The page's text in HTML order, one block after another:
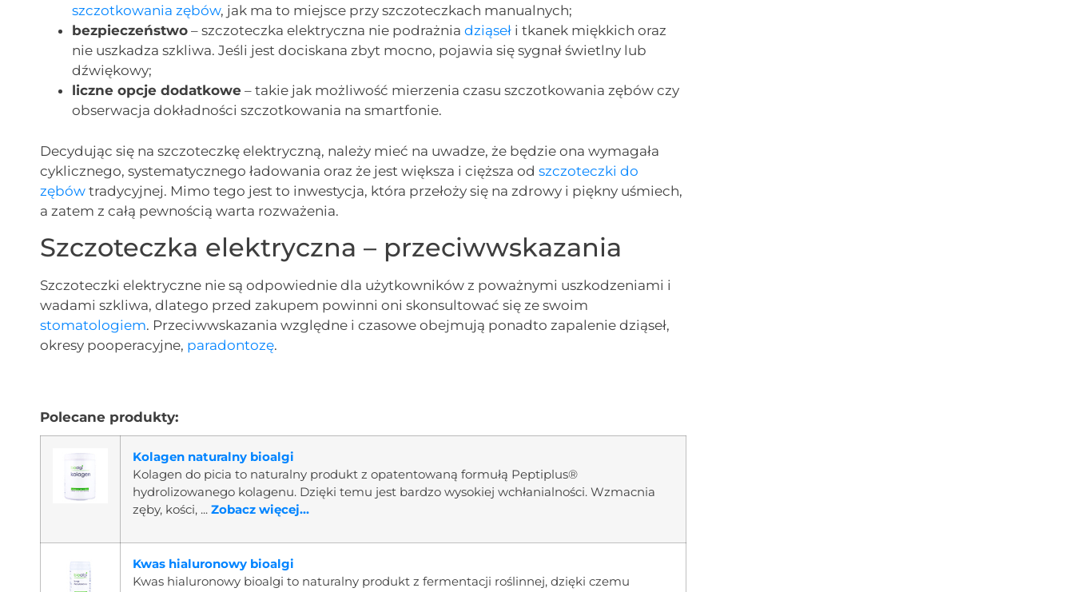
szczotkowania zębów, jak ma to miejsce przy szczoteczkach manualnych;
bezpieczeństwo – szczoteczka elektryczna nie podrażniadziąseł i tkanek miękkich oraz
nie uszkadza szkliwa. Jeśli jest dociskana zbyt mocno, pojawia się sygnał świetlny lub
dźwiękowy;
liczne opcje dodatkowe – takie jak możliwość mierzenia czasu szczotkowania zębów czy
obserwacja dokładności szczotkowania na smartfonie.
Decydując się na szczoteczkę elektryczną, należy mieć na uwadze, że będzie ona wymagała
cyklicznego, systematycznego ładowania oraz że jest większa i cięższa odszczoteczki do
zębów tradycyjnej. Mimo tego jest to inwestycja, która przełoży się na zdrowy i piękny uśmiech,
a zatem z całą pewnością warta rozważenia.
Szczoteczka elektryczna – przeciwwskazania
Szczoteczki elektryczne nie są odpowiednie dla użytkowników z poważnymi uszkodzeniami i
wadami szkliwa, dlatego przed zakupem powinni oni skonsultować się ze swoim
stomatologiem. Przeciwwskazania względne i czasowe obejmują ponadto zapalenie dziąseł,
okresy pooperacyjne, paradontozę.
Polecane produkty:
Kolagen naturalny bioalgi
Kolagen do picia to naturalny produkt z opatentowaną formułą Peptiplus®
hydrolizowanego kolagenu. Dzięki temu jest bardzo wysokiej wchłanialności. Wzmacnia
zęby, kości, ...Zobacz więcej...
Kwas hialuronowy bioalgi
Kwas hialuronowy bioalgi to naturalny produkt z fermentacji roślinnej, dzięki czemu